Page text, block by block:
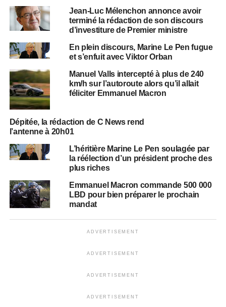
Jean-Luc Mélenchon annonce avoir
terminé la rédaction de son discours
d’investiture de Premier ministre
En plein discours, Marine Le Pen fugue
et s’enfuit avec Viktor Orban
Manuel Valls intercepté à plus de 240
km/h sur l’autoroute alors qu’il allait
féliciter Emmanuel Macron
Dépitée, la rédaction de C News rend
l’antenne à 20h01
L’héritière Marine Le Pen soulagée par
la réélection d’un président proche des
plus riches
Emmanuel Macron commande 500 000
LBD pour bien préparer le prochain
mandat
ADVERTISEMENT
ADVERTISEMENT
ADVERTISEMENT
ADVERTISEMENT